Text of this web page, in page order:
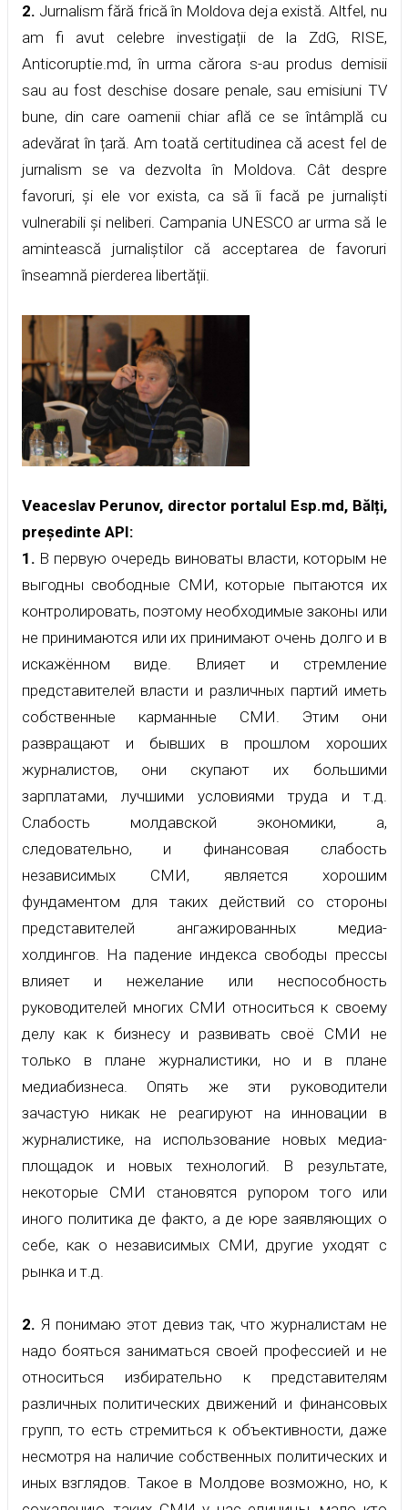
2. Jurnalism fără frică în Moldova deja există. Altfel, nu
am fi avut celebre investigații de la ZdG, RISE,
Anticoruptie.md, în urma cărora s-au produs demisii
sau au fost deschise dosare penale, sau emisiuni TV
bune, din care oamenii chiar află ce se întâmplă cu
adevărat în țară. Am toată certitudinea că acest fel de
jurnalism se va dezvolta în Moldova. Cât despre
favoruri, și ele vor exista, ca să îi facă pe jurnaliști
vulnerabili și neliberi. Campania UNESCO ar urma să le
amintească jurnaliștilor că acceptarea de favoruri
înseamnă pierderea libertății.
Veaceslav Perunov, director portalul Esp.md, Bălți,
președinte API:
1. В первую очередь виноваты власти, которым не
выгодны свободные СМИ, которые пытаются их
контролировать, поэтому необходимые законы или
не принимаются или их принимают очень долго и в
искажённом виде. Влияет и стремление
представителей власти и различных партий иметь
собственные карманные СМИ. Этим они
развращают и бывших в прошлом хороших
журналистов, они скупают их большими
зарплатами, лучшими условиями труда и т.д.
Слабость молдавской экономики, а,
следовательно, и финансовая слабость
независимых СМИ, является хорошим
фундаментом для таких действий со стороны
представителей ангажированных медиа-
холдингов. На падение индекса свободы прессы
влияет и нежелание или неспособность
руководителей многих СМИ относиться к своему
делу как к бизнесу и развивать своё СМИ не
только в плане журналистики, но и в плане
медиабизнеса. Опять же эти руководители
зачастую никак не реагируют на инновации в
журналистике, на использование новых медиа-
площадок и новых технологий. В результате,
некоторые СМИ становятся рупором того или
иного политика де факто, а де юре заявляющих о
себе, как о независимых СМИ, другие уходят с
рынка и т.д.
2. Я понимаю этот девиз так, что журналистам не
надо бояться заниматься своей профессией и не
относиться избирательно к представителям
различных политических движений и финансовых
групп, то есть стремиться к объективности, даже
несмотря на наличие собственных политических и
иных взглядов. Такое в Молдове возможно, но, к